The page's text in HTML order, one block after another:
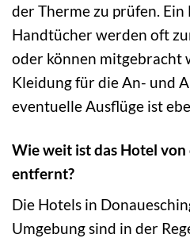
der Therme zu prüfen.
Handtücher werden oft
oder können mitgebracht
Kleidung für die An- und
eventuelle Ausflüge ist
Wie weit ist das Hotel
entfernt?
Die Hotels in
Umgebung sind in der